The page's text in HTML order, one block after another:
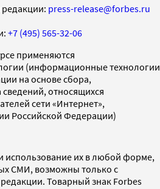
press-release@forbes.ru
+7 (495) 565-32-06
применяются
(информационные технологии
на основе сбора,
относящихся
сети «Интернет»,
Российской Федерации)
использование их в любой форме,
СМИ, возможны только с
Товарный знак Forbes